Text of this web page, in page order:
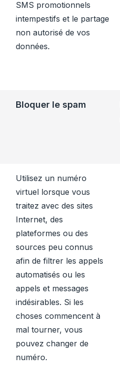
SMS promotionnels
intempestifs et le partage
non autorisé de vos
données.
Bloquer le spam
Utilisez un numéro
virtuel lorsque vous
traitez avec des sites
Internet, des
plateformes ou des
sources peu connus
afin de filtrer les appels
automatisés ou les
appels et messages
indésirables. Si les
choses commencent à
mal tourner, vous
pouvez changer de
numéro.